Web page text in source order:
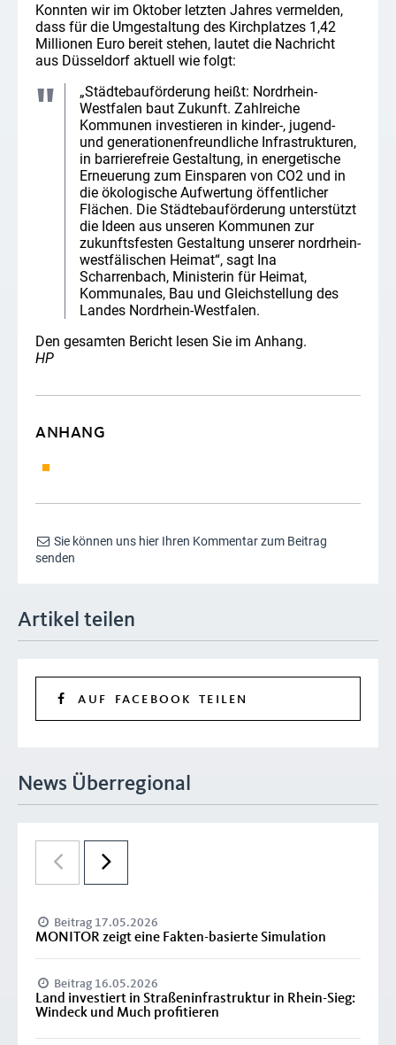
Konnten wir im Oktober letzten Jahres vermelden,
dass für die Umgestaltung des Kirchplatzes 1,42
Millionen Euro bereit stehen, lautet die Nachricht
aus Düsseldorf aktuell wie folgt:
„Städtebauförderung heißt: Nordrhein-
Westfalen baut Zukunft. Zahlreiche
Kommunen investieren in kinder-, jugend-
und generationenfreundliche Infrastrukturen,
in barrierefreie Gestaltung, in energetische
Erneuerung zum Einsparen von CO2 und in
die ökologische Aufwertung öffentlicher
Flächen. Die Städtebauförderung unterstützt
die Ideen aus unseren Kommunen zur
zukunftsfesten Gestaltung unserer nordrhein-
westfälischen Heimat“, sagt Ina
Scharrenbach, Ministerin für Heimat,
Kommunales, Bau und Gleichstellung des
Landes Nordrhein-Westfalen.
Den gesamten Bericht lesen Sie im Anhang.
HP
ANHANG
Sie können uns hier Ihren Kommentar zum Beitrag
senden
Artikel teilen
AUF FACEBOOK TEILEN
News Überregional
Beitrag 17.05.2026
MONITOR zeigt eine Fakten-basierte Simulation
Beitrag 16.05.2026
Land investiert in Straßeninfrastruktur in Rhein-Sieg:
Windeck und Much profitieren